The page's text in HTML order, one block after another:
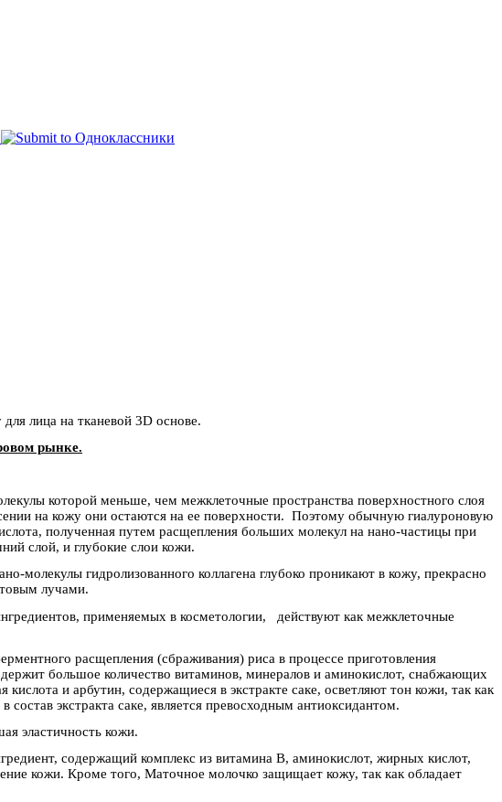
лица на тканевой 3D основе.
рынке.
которой меньше, чем межклеточные пространства поверхностного слоя
на кожу они остаются на ее поверхности. Поэтому обычную гиалуроновую
полученная путем расщепления больших молекул на нано-частицы при
слой, и глубокие слои кожи.
молекулы гидролизованного коллагена глубоко проникают в кожу, прекрасно
лучами.
применяемых в косметологии, действуют как межклеточные
расщепления (сбраживания) риса в процессе приготовления
большое количество витаминов, минералов и аминокислот, снабжающих
и арбутин, содержащиеся в экстракте саке, осветляют тон кожи, так как
экстракта саке, является превосходным антиоксидантом.
эластичность кожи.
содержащий комплекс из витамина В, аминокислот, жирных кислот,
кожи. Кроме того, Маточное молочко защищает кожу, так как обладает